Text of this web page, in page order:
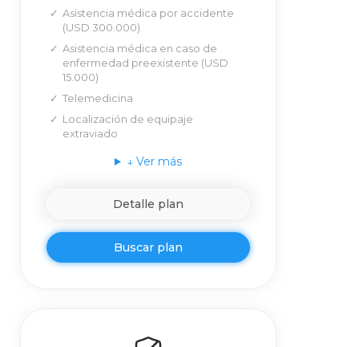
Asistencia médica por accidente
(USD 300.000)
Asistencia médica en caso de
enfermedad preexistente (USD
15.000)
Telemedicina
Localización de equipaje
extraviado
↓ Ver más
Detalle plan
Buscar plan